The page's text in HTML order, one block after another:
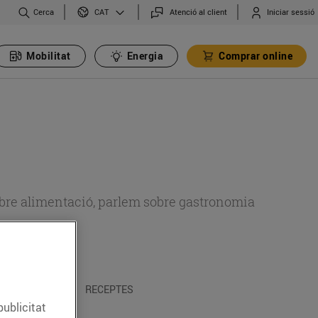
Cerca CAT Atenció al client Iniciar sessió
Mobilitat Energia Comprar online
alimentació, parlem sobre gastronomia
RECEPTES